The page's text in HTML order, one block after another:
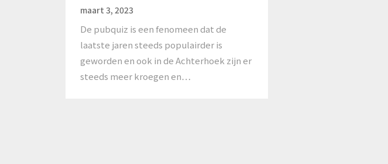
maart 3, 2023
De pubquiz is een fenomeen dat de
laatste jaren steeds populairder is
geworden en ook in de Achterhoek zijn er
steeds meer kroegen en…